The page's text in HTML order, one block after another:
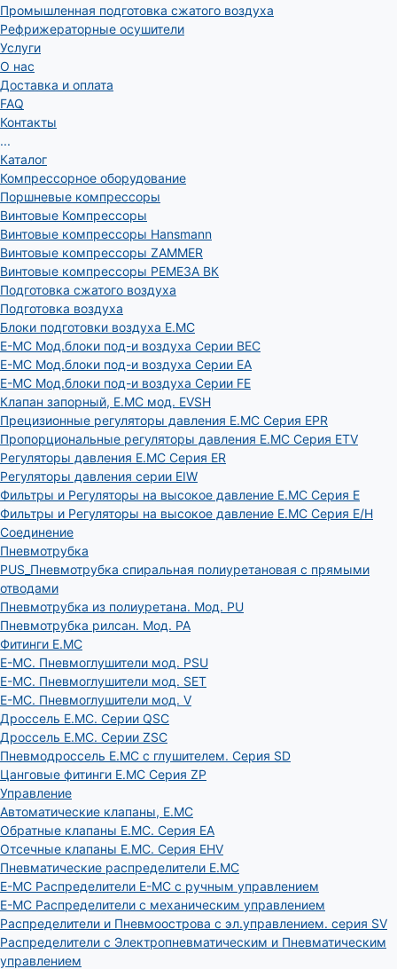
Промышленная подготовка сжатого воздуха
Рефрижераторные осушители
Услуги
О нас
Доставка и оплата
FAQ
Контакты
...
Каталог
Компрессорное оборудование
Поршневые компрессоры
Винтовые Компрессоры
Винтовые компрессоры Hansmann
Винтовые компрессоры ZAMMER
Винтовые компрессоры РЕМЕЗА ВК
Подготовка сжатого воздуха
Подготовка воздуха
Блоки подготовки воздуха E.MC
E-MC Мод.блоки под-и воздуха Серии BEC
E-MC Мод.блоки под-и воздуха Серии EA
E-MC Мод.блоки под-и воздуха Серии FE
Клапан запорный, E.MC мод. EVSH
Прецизионные регуляторы давления E.MC Серия EPR
Пропорциональные регуляторы давления E.MC Серия ETV
Регуляторы давления E.MC Серия ER
Регуляторы давления серии EIW
Фильтры и Регуляторы на высокое давление E.MC Серия E
Фильтры и Регуляторы на высокое давление E.MC Серия E/H
Соединение
Пневмотрубка
PUS_Пневмотрубка спиральная полиуретановая с прямыми
отводами
Пневмотрубка из полиуретана. Мод. РU
Пневмотрубка рилсан. Мод. PA
Фитинги E.MC
E-MC. Пневмоглушители мод. PSU
E-MC. Пневмоглушители мод. SET
E-MC. Пневмоглушители мод. V
Дроссель E.MC. Серии QSC
Дроссель E.MC. Серии ZSC
Пневмодроссель E.MC с глушителем. Серия SD
Цанговые фитинги E.MC Серия ZP
Управление
Автоматические клапаны, Е.МС
Обратные клапаны E.MC. Серия EA
Отсечные клапаны E.MC. Серия EHV
Пневматические распределители E.MC
E-MC Распределители E-MC с ручным управлением
E-MC Распределители с механическим управлением
Распределители и Пневмоострова с эл.управлением. серия SV
Распределители с Электропневматическим и Пневматическим
управлением